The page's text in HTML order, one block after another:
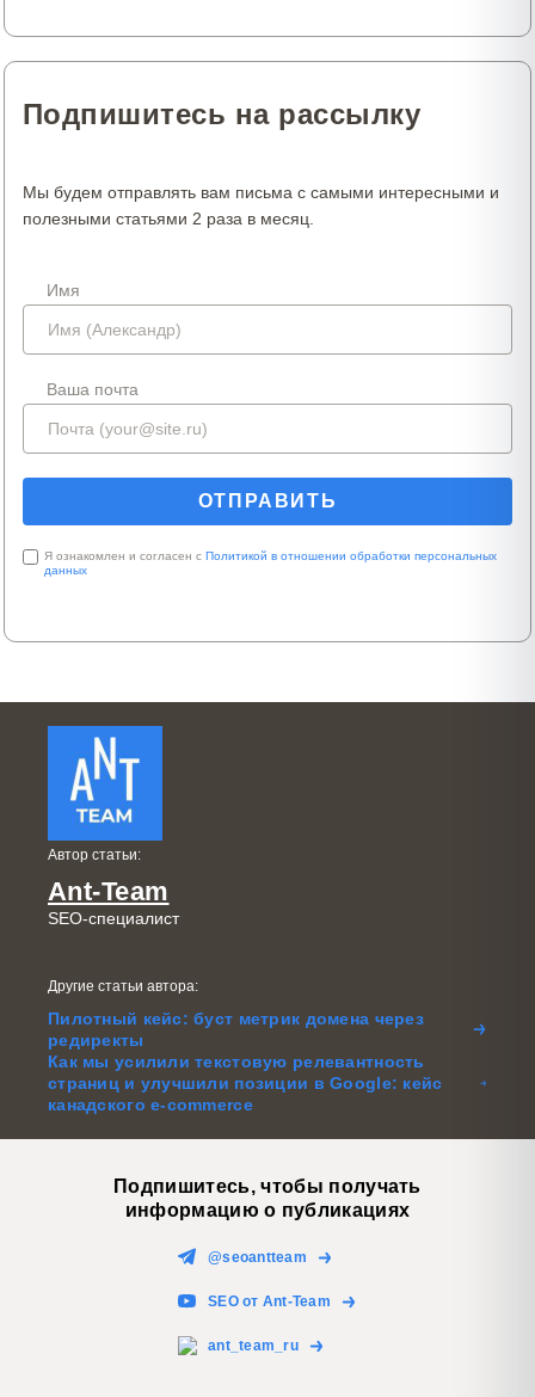
Подпишитесь на рассылку
Мы будем отправлять вам письма с самыми интересными и
полезными статьями 2 раза в месяц.
Имя
Ваша почта
Я ознакомлен и согласен с Политикой в отношении обработки персональных
данных
Автор статьи:
Ant-Team
SEO-специалист
Другие статьи автора:
Пилотный кейс: буст метрик домена через
редиректы
Как мы усилили текстовую релевантность
страниц и улучшили позиции в Google: кейс
канадского e-commerce
Подпишитесь, чтобы получать
информацию о публикациях
@seoantteam
SEO от Ant-Team
ant_team_ru